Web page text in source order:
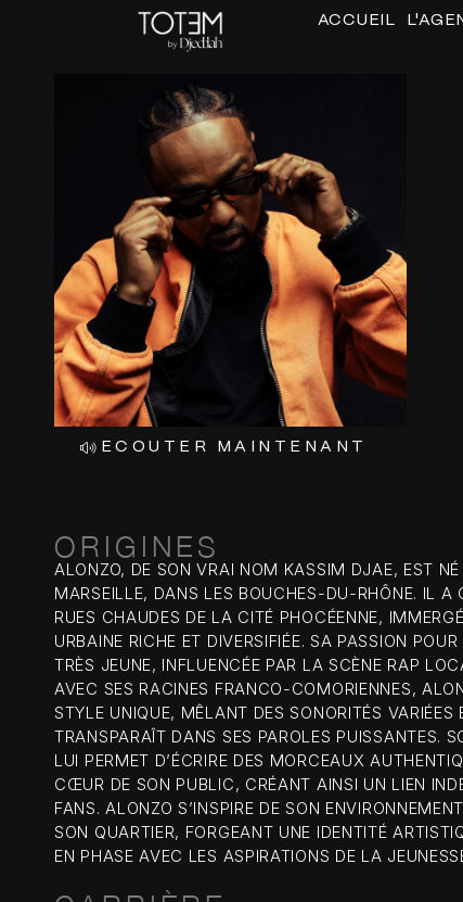
ACCUEIL
ECOUTER MAINTENANT
ORIGINES
ALONZO, DE SON VRAI NOM KASSIM DJAE, EST
MARSEILLE, DANS LES BOUCHES-DU-RHÔNE. IL A
RUES CHAUDES DE LA CITÉ PHOCÉENNE,
URBAINE RICHE ET DIVERSIFIÉE. SA PASSION
TRÈS JEUNE, INFLUENCÉE PAR LA SCÈNE RAP
AVEC SES RACINES FRANCO-COMORIENNES,
STYLE UNIQUE, MÊLANT DES SONORITÉS VARIÉES
TRANSPARAÎT DANS SES PAROLES PUISSANTES.
LUI PERMET D’ÉCRIRE DES MORCEAUX
CŒUR DE SON PUBLIC, CRÉANT AINSI UN LIEN
FANS. ALONZO S’INSPIRE DE SON
SON QUARTIER, FORGEANT UNE IDENTITÉ
EN PHASE AVEC LES ASPIRATIONS DE LA